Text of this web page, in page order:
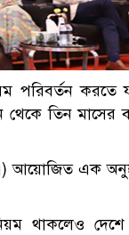
পরিবর্তন করতে
থেকে তিন মাসের
আয়োজিত এক
থাকলেও